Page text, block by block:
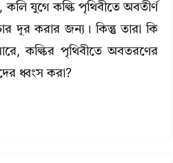
কলি যুগে কল্কি পৃথিবীতে অবতীর্ণ
দূর করার জন্য। কিন্তু তারা কি
কল্কির পৃথিবীতে অবতরণের
ধ্বংস করা?